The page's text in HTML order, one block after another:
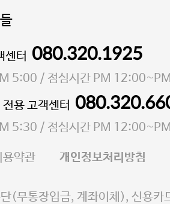
환| 개인정보관리책임자 김상현
시 마포구 마포대로4다길 41 마포
번호 2023-서울마포-3931호
105-81-58242
이니시스 에스크로 서비
센터 080.320.1925
5:00 / 점심시간 PM
용 고객센터
5:30 / 점심시간 PM
용약관 개인정보처리방침
(무통장입금, 계좌이체), 신용카